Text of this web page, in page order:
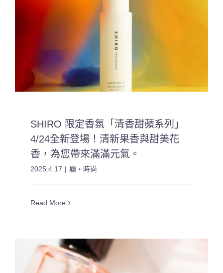
SHIRO 限定香氛「清香甜蘋系列」
4/24全新登場！清新果香與甜美花
香，為您帶來滿滿元氣。
2025.4.17 | 癮・時尚
Read More